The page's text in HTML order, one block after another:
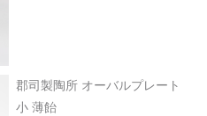
郡司製陶所 オーバルプレート
小 薄飴